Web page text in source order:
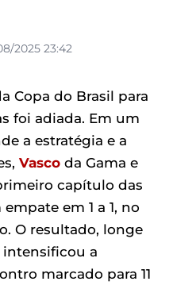
2025 23:42
Copa do Brasil para
foi adiada. Em um
a estratégia e a
Vasco da Gama e
capítulo das
em 1 a 1, no
O resultado, longe
intensificou a
marcado para 11